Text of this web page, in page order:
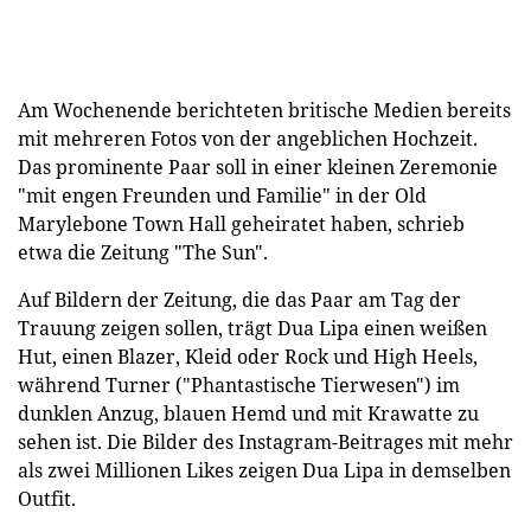
Am Wochenende berichteten britische Medien bereits
mit mehreren Fotos von der angeblichen Hochzeit.
Das prominente Paar soll in einer kleinen Zeremonie
"mit engen Freunden und Familie" in der Old
Marylebone Town Hall geheiratet haben, schrieb
etwa die Zeitung "The Sun".
Auf Bildern der Zeitung, die das Paar am Tag der
Trauung zeigen sollen, trägt Dua Lipa einen weißen
Hut, einen Blazer, Kleid oder Rock und High Heels,
während Turner ("Phantastische Tierwesen") im
dunklen Anzug, blauen Hemd und mit Krawatte zu
sehen ist. Die Bilder des Instagram-Beitrages mit mehr
als zwei Millionen Likes zeigen Dua Lipa in demselben
Outfit.